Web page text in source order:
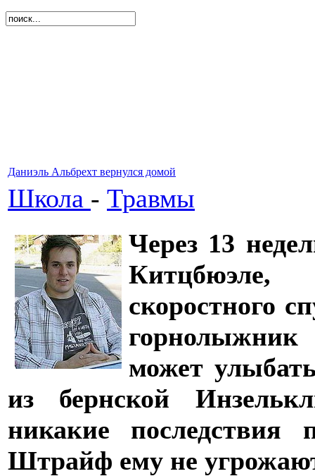
Даниэль Альбрехт вернулся домой
Школа - Травмы
Через 13
скоростного
может
из бернской
никакие
Штрайф ему не